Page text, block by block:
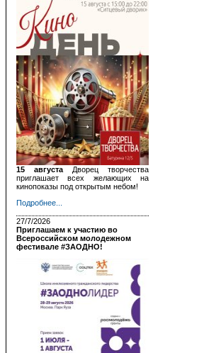
15 августа
Дворец творчества
приглашает всех желающих на
кинопоказы под открытым небом!
Подробнее...
27/7/2026
Приглашаем к участию во
Всероссийском молодежном
фестивале #ЗАОДНО!